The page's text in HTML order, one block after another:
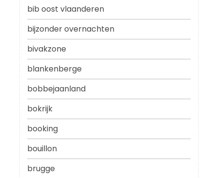
bib oost vlaanderen
bijzonder overnachten
bivakzone
blankenberge
bobbejaanland
bokrijk
booking
bouillon
brugge